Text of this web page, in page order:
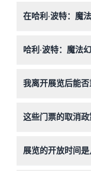
时间段，体验沉
在哈利·波特：魔
景均配有精美的
哈利·波特：魔法
确保安全享受展
我离开展览后能否
场。
这些门票的取消政
订前确认。
展览的开放时间是